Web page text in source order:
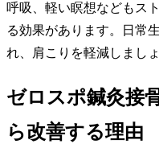
呼吸、軽い瞑想などもス
る効果があります。日常
れ、肩こりを軽減しましょ
ゼロスポ鍼灸接
ら改善する理由